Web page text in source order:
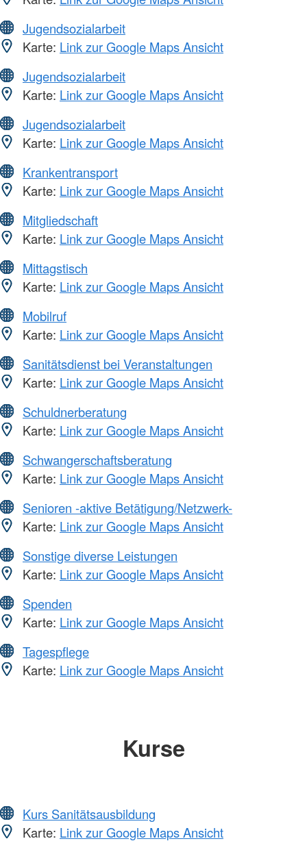
Jugendsozialarbeit
Karte: Link zur Google Maps Ansicht
Jugendsozialarbeit
Karte: Link zur Google Maps Ansicht
Jugendsozialarbeit
Karte: Link zur Google Maps Ansicht
Krankentransport
Karte: Link zur Google Maps Ansicht
Mitgliedschaft
Karte: Link zur Google Maps Ansicht
Mittagstisch
Karte: Link zur Google Maps Ansicht
Mobilruf
Karte: Link zur Google Maps Ansicht
Sanitätsdienst bei Veranstaltungen
Karte: Link zur Google Maps Ansicht
Schuldnerberatung
Karte: Link zur Google Maps Ansicht
Schwangerschaftsberatung
Karte: Link zur Google Maps Ansicht
Senioren -aktive Betätigung/Netzwerk-
Karte: Link zur Google Maps Ansicht
Sonstige diverse Leistungen
Karte: Link zur Google Maps Ansicht
Spenden
Karte: Link zur Google Maps Ansicht
Tagespflege
Karte: Link zur Google Maps Ansicht
Kurse
Kurs Sanitätsausbildung
Karte: Link zur Google Maps Ansicht